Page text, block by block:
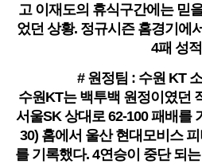
고 이재도의 휴식구간에는 믿
었던 상황. 정규시즌 홈경기에
4패 성
# 원정팀 : 수원 KT
수원KT는 백투백 원정이였던
서울SK 상대로 62-100 패배를
30) 홈에서 울산 현대모비스
를 기록했다. 4연승이 중단 되